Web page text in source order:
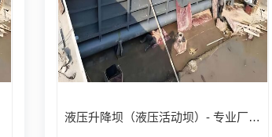
液压升降坝（液压活动坝）- 专业厂家定制生产,用于河道/防汛工程